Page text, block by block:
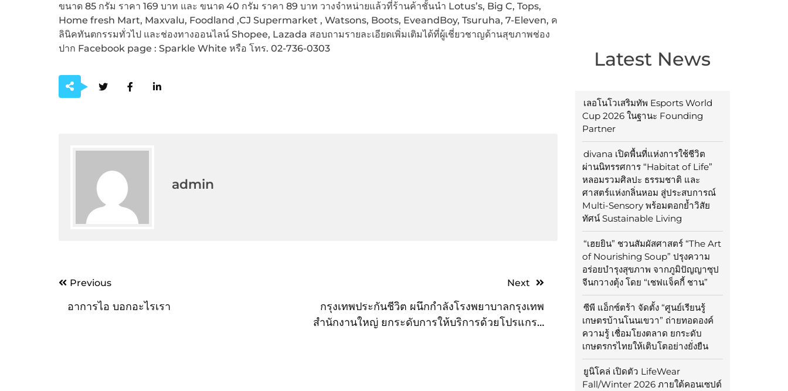
Latest News
เลอโนโวเสริมทัพ Esports World
Cup 2026 ในฐานะ Founding
Partner
divana เปิดพื้นที่แห่งการใช้ชีวิต
ผ่านนิทรรศการ “Habitat of Life”
หลอมรวมศิลปะ ธรรมชาติ และ
ศาสตร์แห่งกลิ่นหอม สู่ประสบการณ์
Multi-Sensory พร้อมตอกย้ำวิสัย
ทัศน์ Sustainable Living
“เฮยยิน” ชวนสัมผัสศาสตร์ “The Art
of Nourishing Soup” ปรุงความ
อร่อยบำรุงสุขภาพ จากภูมิปัญญาซุป
จีนกวางตุ้ง โดย “เชฟแจ็คกี้ ชาน”
ซีพี แอ็กซ์ตร้า จัดตั้ง “ศูนย์เรียนรู้
เกษตรบ้านโนนเขวา” ถ่ายทอดองค์
ความรู้ เชื่อมโยงตลาด ยกระดับ
เกษตรกรไทยให้เติบโตอย่างยั่งยืน
ยูนิโคล่ เปิดตัว LifeWear
Fall/Winter 2026 ภายใต้คอนเซปต์
ขนาด 85 กรัม ราคา 169 บาท และ ขนาด 40 กรัม ราคา 89 บาท วางจำหน่ายแล้วที่ร้านค้าชั้นนำ Lotus’s, Big C, Tops,
Home fresh Mart, Maxvalu, Foodland ,CJ Supermarket , Watsons, Boots, EveandBoy, Tsuruha, 7-Eleven, ค
ลินิคทันตกรรมทั่วไป และช่องทางออนไลน์ Shopee, Lazada สอบถามรายละเอียดเพิ่มเติมได้ที่ผู้เชี่ยวชาญด้านสุขภาพช่อง
ปาก Facebook page : Sparkle White หรือ โทร. 02-736-0303
admin
PostPrevious
อาการไอ บอกอะไรเรา
Next
กรุงเทพประกันชีวิต ผนึกกำลังโรงพยาบาลกรุงเทพ
สำนักงานใหญ่ ยกระดับการให้บริการด้วยโปรแกรม